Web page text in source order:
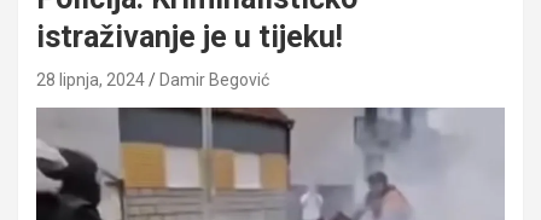
istraživanje je u tijeku!
28 lipnja, 2024 Damir Begović